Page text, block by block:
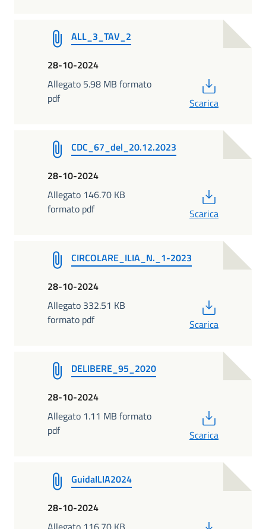
ALL_3_TAV_2
28-10-2024
Allegato 5.98 MB formato
pdf
Scarica
CDC_67_del_20.12.2023
28-10-2024
Allegato 146.70 KB
formato pdf
Scarica
CIRCOLARE_ILIA_N._1-2023
28-10-2024
Allegato 332.51 KB
formato pdf
Scarica
DELIBERE_95_2020
28-10-2024
Allegato 1.11 MB formato
pdf
Scarica
GuidaILIA2024
28-10-2024